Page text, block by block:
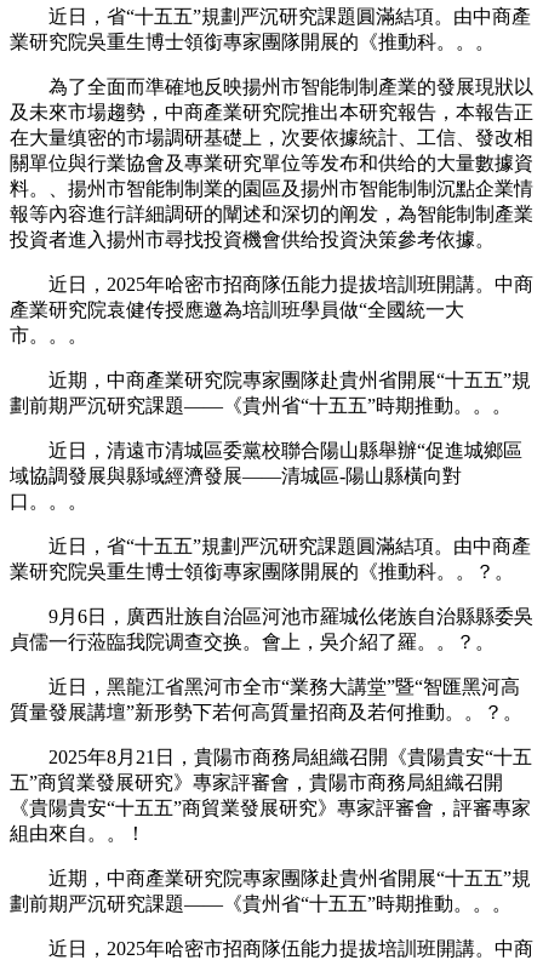
近日，省“十五五”規劃严沉研究課題圓滿結項。由中商產
業研究院吳重生博士領銜專家團隊開展的《推動科。。。
為了全面而準確地反映揚州市智能制制產業的發展現狀以
及未來市場趨勢，中商產業研究院推出本研究報告，本報告正
在大量缜密的市場調研基礎上，次要依據統計、工信、發改相
關單位與行業協會及專業研究單位等发布和供给的大量數據資
料。、揚州市智能制制業的園區及揚州市智能制制沉點企業情
報等內容進行詳細調研的闡述和深切的阐发，為智能制制產業
投資者進入揚州市尋找投資機會供给投資決策參考依據。
近日，2025年哈密市招商隊伍能力提拔培訓班開講。中商
產業研究院袁健传授應邀為培訓班學員做“全國統一大
市。。。
近期，中商產業研究院專家團隊赴貴州省開展“十五五”規
劃前期严沉研究課題——《貴州省“十五五”時期推動。。。
近日，清遠市清城區委黨校聯合陽山縣舉辦“促進城鄉區
域協調發展與縣域經濟發展——清城區-陽山縣橫向對
口。。。
近日，省“十五五”規劃严沉研究課題圓滿結項。由中商產
業研究院吳重生博士領銜專家團隊開展的《推動科。。？。
9月6日，廣西壯族自治區河池市羅城仫佬族自治縣縣委吳
貞儒一行蒞臨我院调查交换。會上，吳介紹了羅。。？。
近日，黑龍江省黑河市全市“業務大講堂”暨“智匯黑河高
質量發展講壇”新形勢下若何高質量招商及若何推動。。？。
2025年8月21日，貴陽市商務局組織召開《貴陽貴安“十五
五”商貿業發展研究》專家評審會，貴陽市商務局組織召開
《貴陽貴安“十五五”商貿業發展研究》專家評審會，評審專家
組由來自。。！
近期，中商產業研究院專家團隊赴貴州省開展“十五五”規
劃前期严沉研究課題——《貴州省“十五五”時期推動。。。
近日，2025年哈密市招商隊伍能力提拔培訓班開講。中商